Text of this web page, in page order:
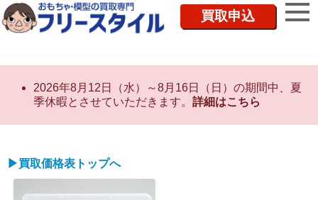
買取申込
2026年8月12日（水）～8月16日（日）の期間中、夏
季休暇とさせていただきます。 詳細はこちら
▶買取価格表トップへ